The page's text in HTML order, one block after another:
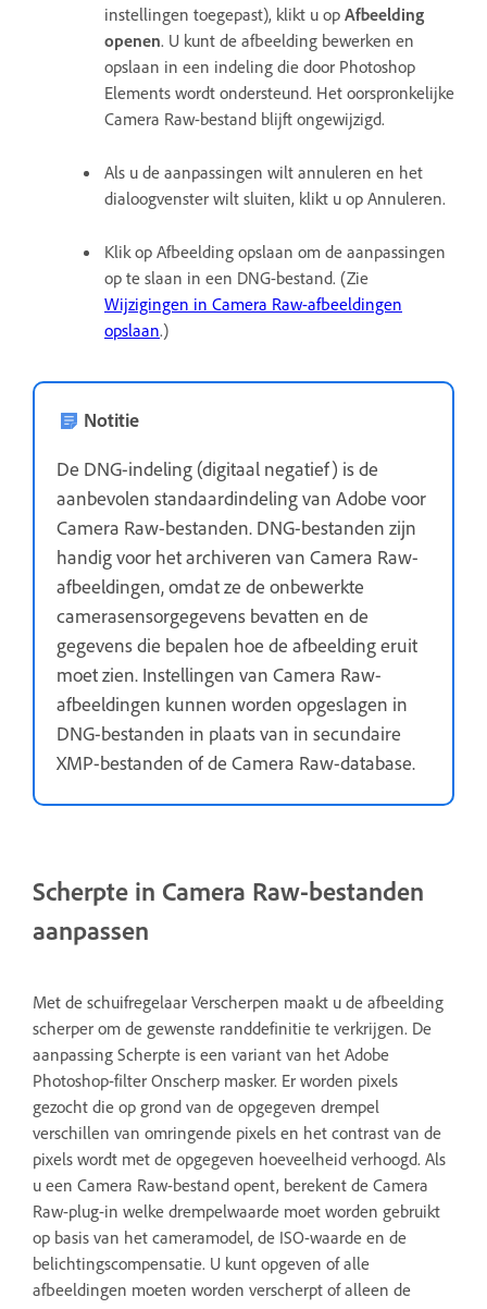
instellingen toegepast), klikt u op Afbeelding
openen. U kunt de afbeelding bewerken en
opslaan in een indeling die door Photoshop
Elements wordt ondersteund. Het oorspronkelijke
Camera Raw-bestand blijft ongewijzigd.
Als u de aanpassingen wilt annuleren en het
dialoogvenster wilt sluiten, klikt u op Annuleren.
Klik op Afbeelding opslaan om de aanpassingen
op te slaan in een DNG-bestand. (Zie
Wijzigingen in Camera Raw-afbeeldingen
opslaan.)
Notitie
De DNG-indeling (digitaal negatief) is de
aanbevolen standaardindeling van Adobe voor
Camera Raw-bestanden. DNG-bestanden zijn
handig voor het archiveren van Camera Raw-
afbeeldingen, omdat ze de onbewerkte
camerasensorgegevens bevatten en de
gegevens die bepalen hoe de afbeelding eruit
moet zien. Instellingen van Camera Raw-
afbeeldingen kunnen worden opgeslagen in
DNG-bestanden in plaats van in secundaire
XMP-bestanden of de Camera Raw-database.
Scherpte in Camera Raw-bestanden
aanpassen
Met de schuifregelaar Verscherpen maakt u de afbeelding
scherper om de gewenste randdefinitie te verkrijgen. De
aanpassing Scherpte is een variant van het Adobe
Photoshop-filter Onscherp masker. Er worden pixels
gezocht die op grond van de opgegeven drempel
verschillen van omringende pixels en het contrast van de
pixels wordt met de opgegeven hoeveelheid verhoogd. Als
u een Camera Raw-bestand opent, berekent de Camera
Raw-plug-in welke drempelwaarde moet worden gebruikt
op basis van het cameramodel, de ISO-waarde en de
belichtingscompensatie. U kunt opgeven of alle
afbeeldingen moeten worden verscherpt of alleen de